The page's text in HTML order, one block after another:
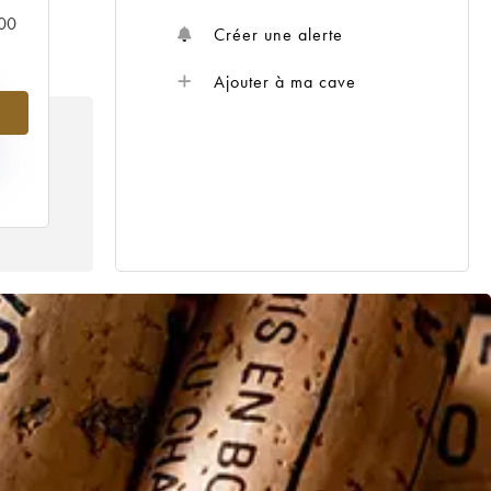
Créer une alerte
Ajouter à ma cave